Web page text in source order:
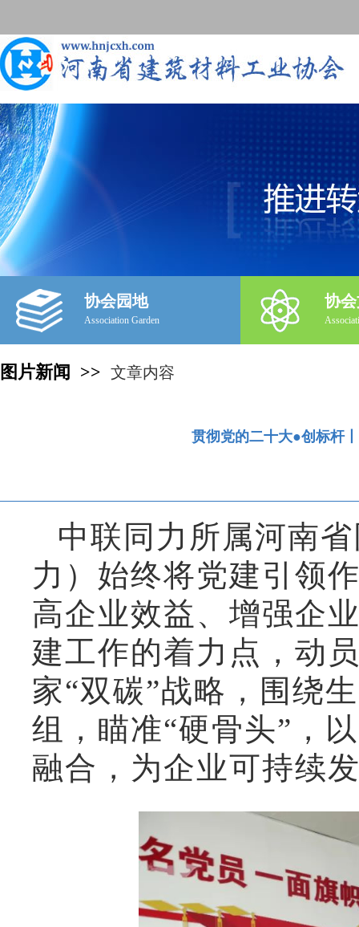
协会园地
Association Garden
协
图片新闻 >> 文章内容
贯彻党的二十大●创标杆
中联同力所属河南
力）始终将党建引领
高企业效益、增强企
建工作的着力点，动
家“双碳”战略，围绕
组，瞄准“硬骨头”，
融合，为企业可持续